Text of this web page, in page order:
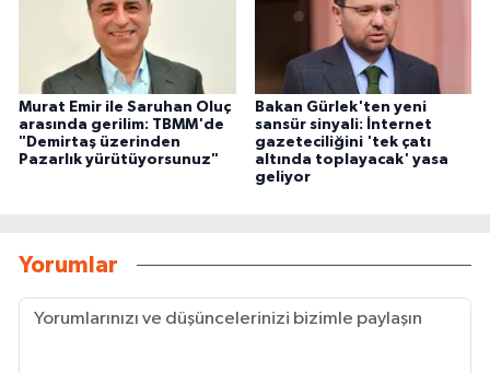
Murat Emir ile Saruhan Oluç
arasında gerilim: TBMM'de
"Demirtaş üzerinden
Pazarlık yürütüyorsunuz"
Bakan Gürlek'ten yeni
sansür sinyali: İnternet
gazeteciliğini 'tek çatı
altında toplayacak' yasa
geliyor
Yorumlar